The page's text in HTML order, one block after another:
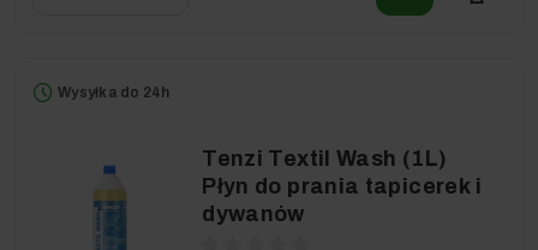
Wysyłka do 24h
Tenzi Textil Wash (1L)
Płyn do prania tapicerek i
dywanów